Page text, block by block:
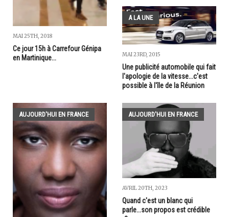
MAI 25TH, 2018
Ce jour 15h à Carrefour Génipa
en Martinique...
A LA UNE
MAI 23RD, 2015
Une publicité automobile qui fait
l'apologie de la vitesse...c'est
possible à l'île de la Réunion
AUJOURD'HUI EN FRANCE AUJOURD'HUI EN FRANCE
AVRIL 20TH, 2023
Quand c'est un blanc qui
parle...son propos est crédible